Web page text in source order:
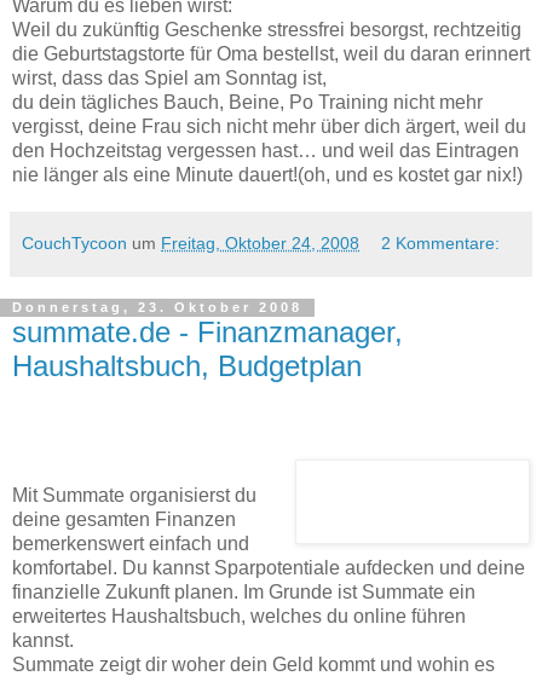
Warum du es lieben wirst:
Weil du zukünftig Geschenke stressfrei besorgst, rechtzeitig
die Geburtstagstorte für Oma bestellst, weil du daran erinnert
wirst, dass das Spiel am Sonntag ist,
du dein tägliches Bauch, Beine, Po Training nicht mehr
vergisst, deine Frau sich nicht mehr über dich ärgert, weil du
den Hochzeitstag vergessen hast… und weil das Eintragen
nie länger als eine Minute dauert!(oh, und es kostet gar nix!)
CouchTycoon um Freitag, Oktober 24, 2008 2 Kommentare:
Donnerstag, 23. Oktober 2008
summate.de - Finanzmanager,
Haushaltsbuch, Budgetplan
Mit Summate organisierst du
deine gesamten Finanzen
bemerkenswert einfach und
komfortabel. Du kannst Sparpotentiale aufdecken und deine
finanzielle Zukunft planen. Im Grunde ist Summate ein
erweitertes Haushaltsbuch, welches du online führen
kannst.
Summate zeigt dir woher dein Geld kommt und wohin es